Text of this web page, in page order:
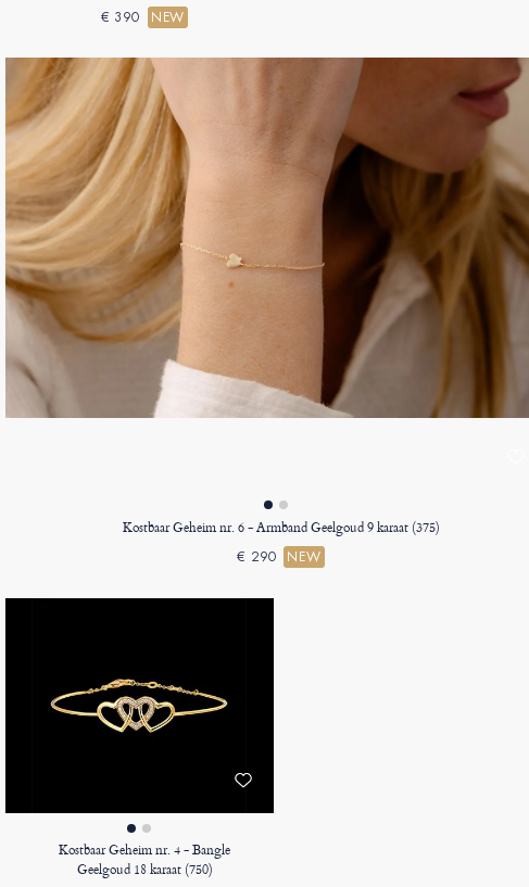
€ 390 NEW
Kostbaar Geheim nr. 6 - Armband Geelgoud 9 karaat (375)
€ 290 NEW
Kostbaar Geheim nr. 4 - Bangle
Geelgoud 18 karaat (750)